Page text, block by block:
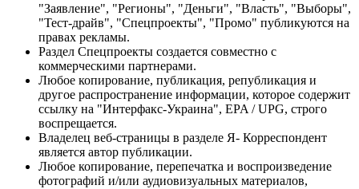
"Заявление", "Регионы", "Деньги", "Власть", "Выборы",
"Тест-драйв", "Спецпроекты", "Промо" публикуются на
правах рекламы.
Раздел Спецпроекты создается совместно с
коммерческими партнерами.
Любое копирование, публикация, републикация и
другое распространение информации, которое содержит
ссылку на "Интерфакс-Украина", EPA / UPG, строго
воспрещается.
Владелец веб-страницы в разделе Я- Корреспондент
является автор публикации.
Любое копирование, перепечатка и воспроизведение
фотографий и/или аудиовизуальных материалов,